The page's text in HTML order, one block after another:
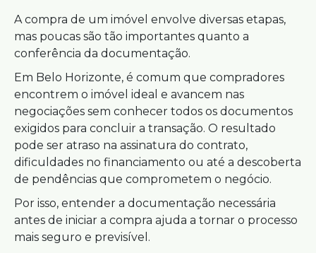
A compra de um imóvel envolve diversas etapas,
mas poucas são tão importantes quanto a
conferência da documentação.
Em Belo Horizonte, é comum que compradores
encontrem o imóvel ideal e avancem nas
negociações sem conhecer todos os documentos
exigidos para concluir a transação. O resultado
pode ser atraso na assinatura do contrato,
dificuldades no financiamento ou até a descoberta
de pendências que comprometem o negócio.
Por isso, entender a documentação necessária
antes de iniciar a compra ajuda a tornar o processo
mais seguro e previsível.